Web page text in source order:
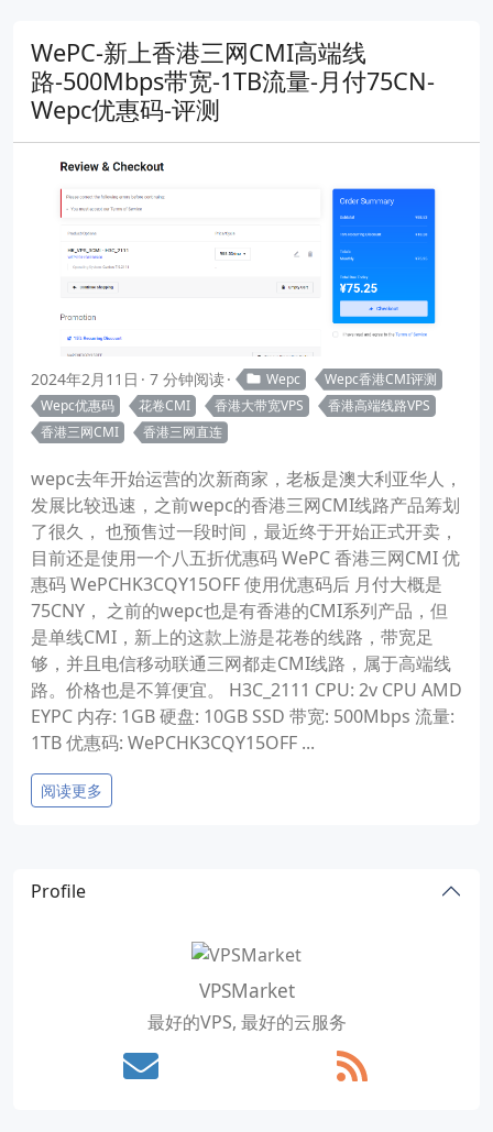
WePC-新上香港三网CMI高端线
路-500Mbps带宽-1TB流量-月付75CN-
Wepc优惠码-评测
2024年2月11日 7 分钟阅读 Wepc
Wepc香港CMI评测
Wepc优惠码
花卷CMI 香港大带宽VPS
香港高端线路VPS
香港三网CMI
香港三网直连
wepc去年开始运营的次新商家，老板是澳大利亚华人，
发展比较迅速，之前wepc的香港三网CMI线路产品筹划
了很久， 也预售过一段时间，最近终于开始正式开卖，
目前还是使用一个八五折优惠码 WePC 香港三网CMI 优
惠码 WePCHK3CQY15OFF 使用优惠码后 月付大概是
75CNY， 之前的wepc也是有香港的CMI系列产品，但
是单线CMI，新上的这款上游是花卷的线路，带宽足
够，并且电信移动联通三网都走CMI线路，属于高端线
路。价格也是不算便宜。 H3C_2111 CPU: 2v CPU AMD
EYPC 内存: 1GB 硬盘: 10GB SSD 带宽: 500Mbps 流量:
1TB 优惠码: WePCHK3CQY15OFF ...
阅读更多
Profile
VPSMarket
最好的VPS, 最好的云服务